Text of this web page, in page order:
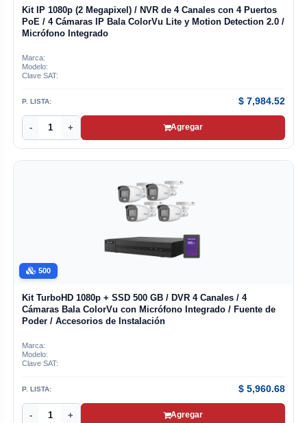
Kit IP 1080p (2 Megapixel) / NVR de 4 Canales con 4 Puertos
PoE / 4 Cámaras IP Bala ColorVu Lite y Motion Detection 2.0 /
Micrófono Integrado
Marca:
Modelo:
Clave SAT:
P. LISTA: $ 7,984.52
- + Agregar
500
Kit TurboHD 1080p + SSD 500 GB / DVR 4 Canales / 4
Cámaras Bala ColorVu con Micrófono Integrado / Fuente de
Poder / Accesorios de Instalación
Marca:
Modelo:
Clave SAT:
P. LISTA: $ 5,960.68
- + Agregar